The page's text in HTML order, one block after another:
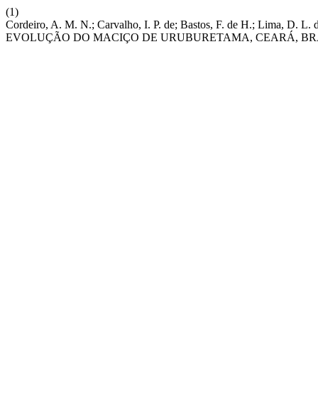
(1)
Cordeiro, A. M. N.; Carvalho, I. P. de; Bastos, F. de H.; Lima,
EVOLUÇÃO DO MACIÇO DE URUBURETAMA, CEARÁ,